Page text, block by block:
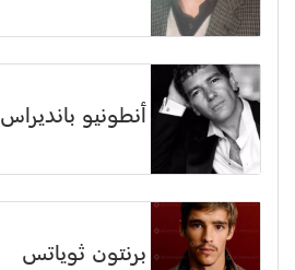
أنطونيو بانديراس
برنتون ثوياتس